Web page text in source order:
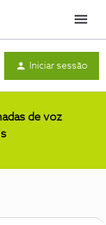
Menu
Iniciar sessão
de voz